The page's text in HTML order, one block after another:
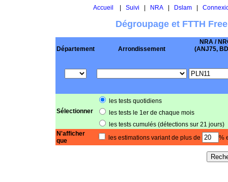
Accueil Suivi NRA| Dslam|
Dégroupage et FTTH
Département Arrondissement
NRA /
(ANJ75,
Sélectionner
les tests quotidiens
les tests le 1er de chaque mois
les tests cumulés (détections sur 21 jours)
N'afficher
que
les estimations variant de plus de %